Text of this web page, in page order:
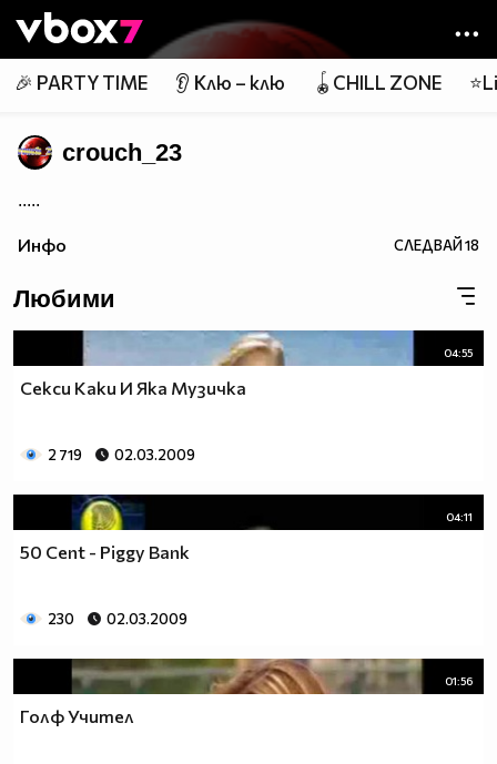
👾
🎉 PARTY TIME 👂 Клю – клю 🪀CHILL ZONE
crouch_23
.....
Инфо СЛЕДВАЙ18
Любими
04:55
Секси Каки И Яка Музичкa
2 719 02.03.2009
04:11
50 Cent - Piggy Bank
230 02.03.2009
01:56
Голф Учител